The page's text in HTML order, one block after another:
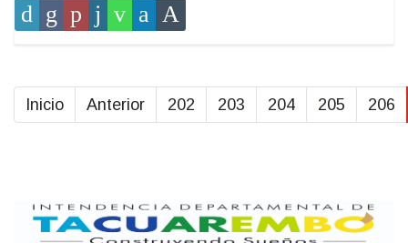
Inicio Anterior 202 203 204 205 206